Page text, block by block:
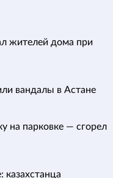
жителей дома при
вандалы в Астане
на парковке — сгорел